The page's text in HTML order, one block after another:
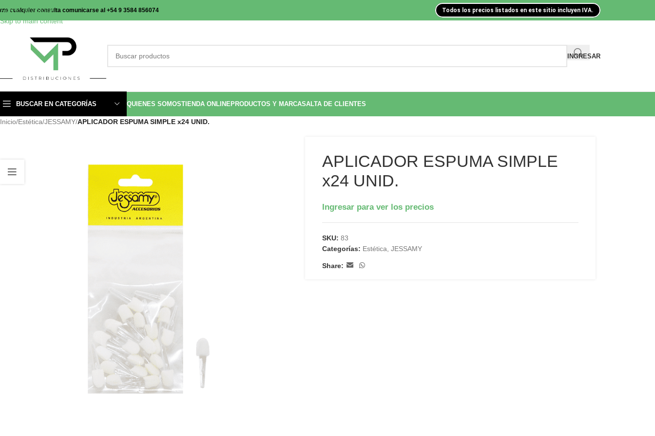
Skip to navigation
Skip to main content
cualquier consulta comunicarse al +54 9 3584 856074 Todos los precios listados en este sitio incluyen IVA.
INGRESAR
BUSCAR EN CATEGORÍAS QUIENES SOMOSTIENDA ONLINEPRODUCTOS Y MARCASALTA DE CLIENTES
Inicio/Estética/JESSAMY/APLICADOR ESPUMA SIMPLE x24 UNID.
APLICADOR ESPUMA SIMPLE
x24 UNID.
Ingresar para ver los precios
SKU: 83
Categorías: Estética JESSAMY
Share: